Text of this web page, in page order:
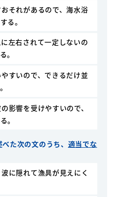
それがあるので、海水浴
る。
左右されて一定しないの
。
すいので、できるだけ並
影響を受けやすいので、
。
た次の文のうち、 適当でな
に隠れて漁具が見えにく